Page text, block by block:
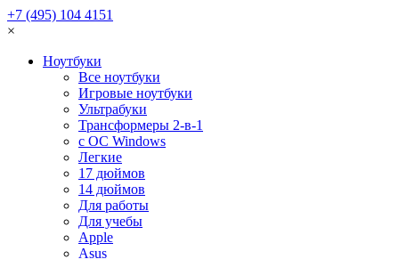
+7 (495) 104 4151
×
Ноутбуки
Все ноутбуки
Игровые ноутбуки
Ультрабуки
Трансформеры 2-в-1
с ОС Windows
Легкие
17 дюймов
14 дюймов
Для работы
Для учебы
Apple
Asus